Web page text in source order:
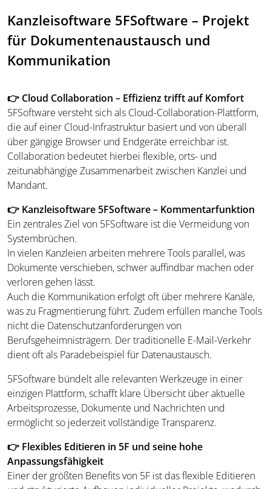
Kanzleisoftware 5FSoftware – Projekt
für Dokumentenaustausch und
Kommunikation
👉 Cloud Collaboration – Effizienz trifft auf Komfort
5FSoftware versteht sich als Cloud-Collaboration-Plattform,
die auf einer Cloud-Infrastruktur basiert und von überall
über gängige Browser und Endgeräte erreichbar ist.
Collaboration bedeutet hierbei flexible, orts- und
zeitunabhängige Zusammenarbeit zwischen Kanzlei und
Mandant.
👉 Kanzleisoftware 5FSoftware – Kommentarfunktion
Ein zentrales Ziel von 5FSoftware ist die Vermeidung von
Systembrüchen.
In vielen Kanzleien arbeiten mehrere Tools parallel, was
Dokumente verschieben, schwer auffindbar machen oder
verloren gehen lässt.
Auch die Kommunikation erfolgt oft über mehrere Kanäle,
was zu Fragmentierung führt. Zudem erfüllen manche Tools
nicht die Datenschutzanforderungen von
Berufsgeheimnisträgern. Der traditionelle E-Mail-Verkehr
dient oft als Paradebeispiel für Datenaustausch.
5FSoftware bündelt alle relevanten Werkzeuge in einer
einzigen Plattform, schafft klare Übersicht über aktuelle
Arbeitsprozesse, Dokumente und Nachrichten und
ermöglicht so jederzeit vollständige Transparenz.
👉 Flexibles Editieren in 5F und seine hohe
Anpassungsfähigkeit
Einer der größten Benefits von 5F ist das flexible Editieren